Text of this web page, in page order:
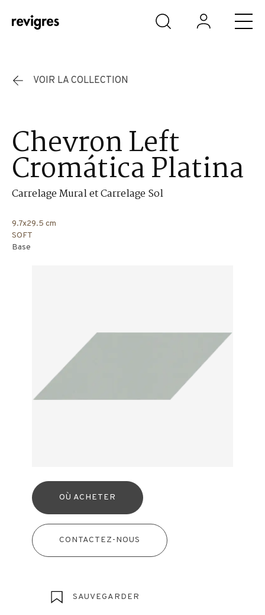
Aller au contenu principal
VOIR LA COLLECTION
Chevron Left
Cromática Platina
Carrelage Mural et Carrelage Sol
9.7x29.5 cm
SOFT
Base
OÙ ACHETER
CONTACTEZ-NOUS
SAUVEGARDER